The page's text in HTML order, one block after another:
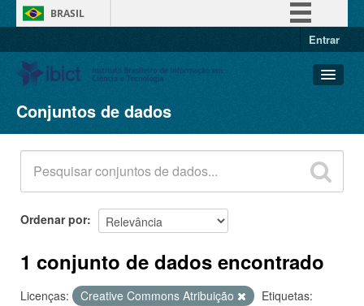
BRASIL
Entrar
Conjuntos de dados
Organizações
Grupos
Sobre
Conjuntos de dados
Ordenar por
1 conjunto de dados encontrado
Licenças: Creative Commons Atribuição
Etiquetas: